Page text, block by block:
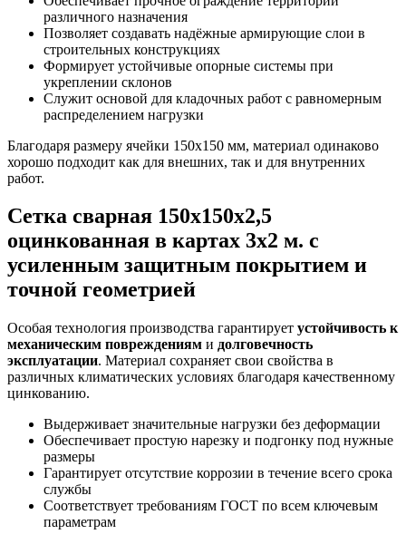
различного назначения
Позволяет создавать надёжные армирующие слои в
строительных конструкциях
Формирует устойчивые опорные системы при
укреплении склонов
Служит основой для кладочных работ с равномерным
распределением нагрузки
Благодаря размеру ячейки 150х150 мм, материал одинаково
хорошо подходит как для внешних, так и для внутренних
работ.
Сетка сварная 150х150x2,5
оцинкованная в картах 3х2 м. с
усиленным защитным покрытием и
точной геометрией
Особая технология производства гарантирует устойчивость к
механическим повреждениям и долговечность
эксплуатации. Материал сохраняет свои свойства в
различных климатических условиях благодаря качественному
цинкованию.
Выдерживает значительные нагрузки без деформации
Обеспечивает простую нарезку и подгонку под нужные
размеры
Гарантирует отсутствие коррозии в течение всего срока
службы
Соответствует требованиям ГОСТ по всем ключевым
параметрам